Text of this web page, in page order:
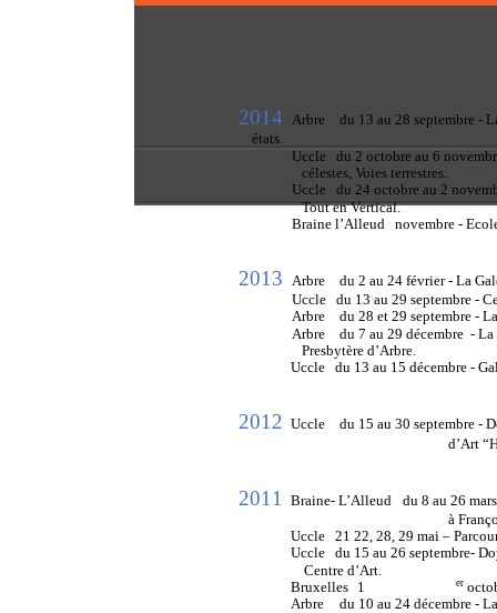
2014 Arbre
du 13 au 28 septembre -
états.
Uccle du 2 octobre au 6
célestes, Voies terrestres.
Uccle du 24 octobre au 2
Tout en Vertical.
Braine l’Alleud novembre -
2013 Arbre
du 2 au 24 février - La
Uccle du 13 au 29 septembre -
Arbre
du 28 et 29 septembre -
Arbre
du 7 au 29 décembre  -
Presbytère d’Arbre.
Uccle du 13 au 15 décembre -
2012 Uccle
du 15 au 30 septembre
d’Art
2011 Braine- L’Alleud
du 8 au 26
à
Uccle 21 22, 28, 29 mai –
Uccle du 15 au 26 septembre-
Centre d’Art.
Bruxelles 1 er
Arbre
du 10 au 24 décembre -